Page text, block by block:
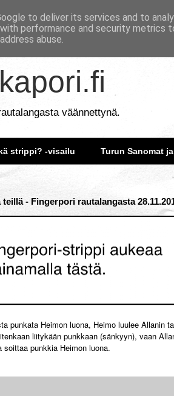
väännettynä.
strippi? -visailu Turun Sanomat
- Fingerpori rautalangasta
punkata Heimon luona, Heimo luulee Allanin
liitykään punkkaan (sänkyyn), vaan
punkkia Heimon luona.
to deliver its services and to
performance and security metrics
abuse.